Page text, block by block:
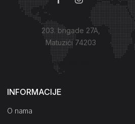
203. brigade 27A,
Matuzići 74203
Kako do nas?
INFORMACIJE
O nama